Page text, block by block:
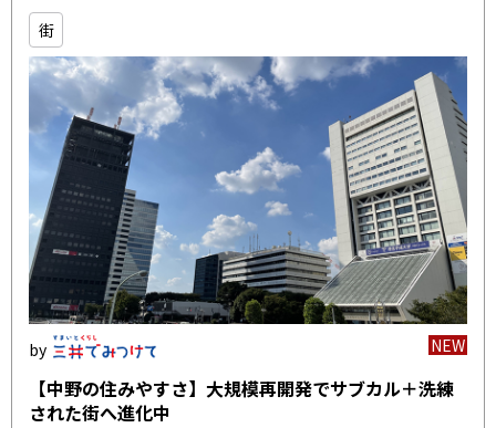
街
NEW
【中野の住みやすさ】大規模再開発でサブカル＋洗練
された街へ進化中